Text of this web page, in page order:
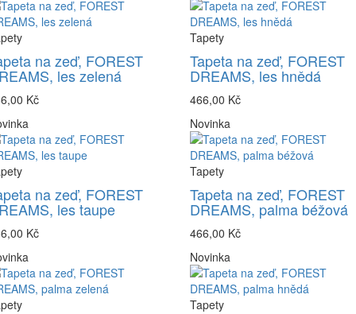
na zeď, FOREST
les zelená
Kč
Tapety
Tapeta na zeď, FOREST
DREAMS, les hnědá
466,00 Kč
na zeď, FOREST
les taupe
Kč
Novinka
Tapety
Tapeta na zeď, FOREST
DREAMS, palma béžová
466,00 Kč
Novinka
Tapety